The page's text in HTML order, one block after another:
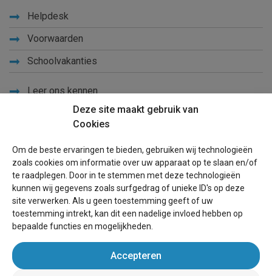
Deze site maakt gebruik van
Cookies
Om de beste ervaringen te bieden, gebruiken wij technologieën
zoals cookies om informatie over uw apparaat op te slaan en/of
te raadplegen. Door in te stemmen met deze technologieën
kunnen wij gegevens zoals surfgedrag of unieke ID's op deze
site verwerken. Als u geen toestemming geeft of uw
toestemming intrekt, kan dit een nadelige invloed hebben op
bepaalde functies en mogelijkheden.
Accepteren
Helpdesk
Voorwaarden
Schoolvakanties
Leer ons kennen
Sitemap
Blog
Voor eigenaren